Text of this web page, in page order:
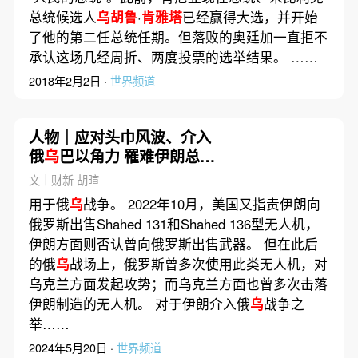
总统候选人乌胡鲁·肯雅塔已经赢得大选，并开始
了他的第二任总统任期。但落败的奥廷加一直拒不
承认这场几经周折、两度投票的选举结果。 ……
2018年2月2日 · 世界频道
人物｜应对头巾风波、介入
俄乌巴以角力 罹难伊朗总统
莱希的主政之路
文｜财新 胡暄
用于俄乌战争。 2022年10月，美国又指责伊朗向
俄罗斯出售Shahed 131和Shahed 136型无人机，
伊朗方面则否认曾向俄罗斯出售武器。 但在此后
的俄乌战场上，俄罗斯曾多次使用此类无人机，对
乌克兰方面发起攻势；而乌克兰方面也曾多次击落
伊朗制造的无人机。 对于伊朗介入俄乌战争之
举……
2024年5月20日 · 世界频道